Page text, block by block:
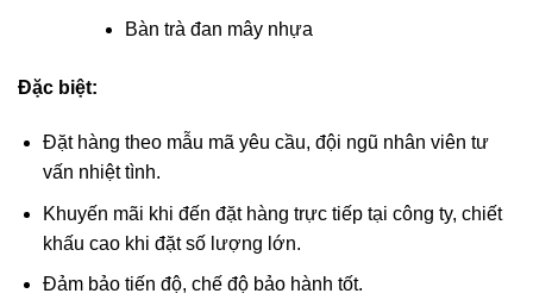
Bàn trà đan mây nhựa
Đặc biệt:
Đặt hàng theo mẫu mã yêu cầu, đội ngũ nhân viên tư
vấn nhiệt tình.
Khuyến mãi khi đến đặt hàng trực tiếp tại công ty, chiết
khấu cao khi đặt số lượng lớn.
Đảm bảo tiến độ, chế độ bảo hành tốt.